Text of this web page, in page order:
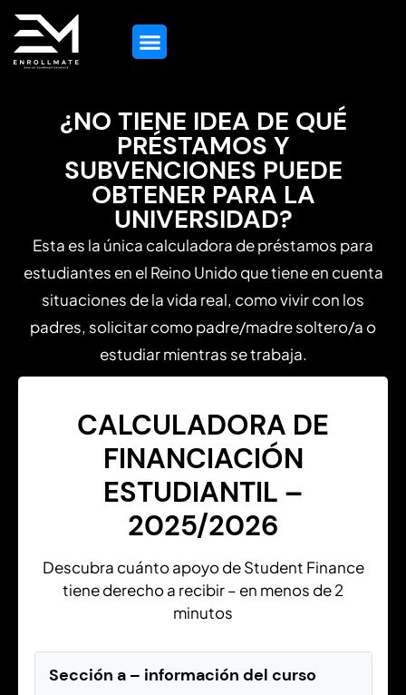
¿NO TIENE IDEA DE QUÉ
PRÉSTAMOS Y
SUBVENCIONES PUEDE
OBTENER PARA LA
UNIVERSIDAD?
Esta es la única calculadora de préstamos para
estudiantes en el Reino Unido que tiene en cuenta
situaciones de la vida real, como vivir con los
padres, solicitar como padre/madre soltero/a o
estudiar mientras se trabaja.
CALCULADORA DE
FINANCIACIÓN
ESTUDIANTIL –
2025/2026
Descubra cuánto apoyo de Student Finance
tiene derecho a recibir – en menos de 2
minutos
Sección a – información del curso